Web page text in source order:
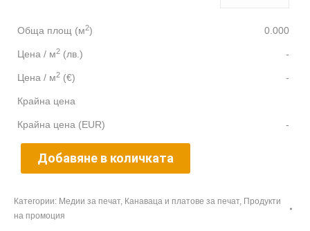
Обща площ (м2) 0.000
Цена / м2 (лв.) -
Цена / м2 (€) -
Крайна цена
Крайна цена (EUR) -
Добавяне в количката
Категории: Медии за печат, Канаваца и платове за печат, Продукти
на промоция